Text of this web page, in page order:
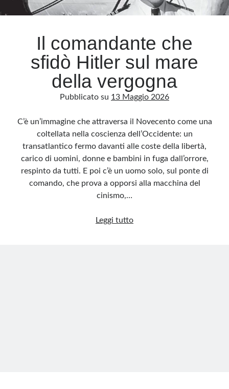
Archivio
Categorie
Questo blog non rappresenta una testata giornalistica, in quanto viene aggiornato
senza alcuna periodicità. Non può pertanto considerarsi un prodotto editoriale ai
sensi della legge n· 62 del 7.03.2001. L’autore non è responsabile di quanto
pubblicato dai lettori nei commenti ai vari post. Saranno comunque cancellati quelli
ritenuti offensivi o lesivi dell’immagine o dell’onorabilità di terzi, di genere spam,
razzisti o che contengano dati personali non conformi al rispetto delle norme sulla
privacy. Alcune immagini inserite in questo blog sono tratte da Internet e, pertanto,
considerate di pubblico dominio. Qualora la loro pubblicazione violasse eventuali
diritti d’autore, vi invito a comunicarlo via e-mail a info[at]dinovalle.it e saranno
Il comandante che
sfidò Hitler sul mare
della vergogna
Pubblicato su 13 Maggio 2026
C’è un’immagine che attraversa il Novecento come una
coltellata nella coscienza dell’Occidente: un
transatlantico fermo davanti alle coste della libertà,
carico di uomini, donne e bambini in fuga dall’orrore,
respinto da tutti. E poi c’è un uomo solo, sul ponte di
comando, che prova a opporsi alla macchina del
cinismo,…
Leggi tuttoIl